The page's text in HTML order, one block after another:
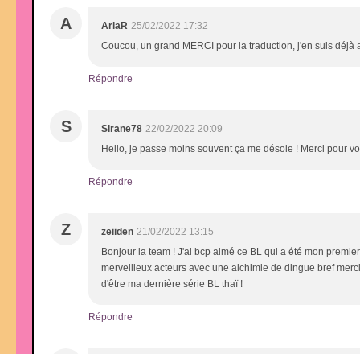
A AriaR 25/02/2022 17:32
Coucou, un grand MERCI pour la traduction, j'en suis
Répondre
S Sirane78 22/02/2022 20:09
Hello, je passe moins souvent ça me désole ! Merci pour
Répondre
Z zeiiden 21/02/2022 13:15
Bonjour la team ! J'ai bcp aimé ce BL qui a été mon
merveilleux acteurs avec une alchimie de dingue bref
d'être ma dernière série BL thaï !
Répondre